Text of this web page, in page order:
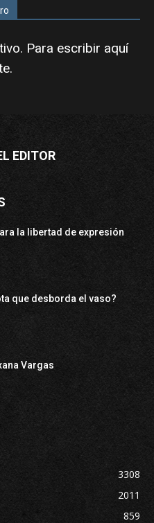
Para escribir aquí
.
EDITOR
la libertad de expresión
que desborda el vaso?
Vargas
3308
2011
859